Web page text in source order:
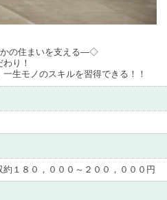
かの住まいを支える―◇
り！
生モノのスキルを習得できる！！
１８０，０００～２００，０００円